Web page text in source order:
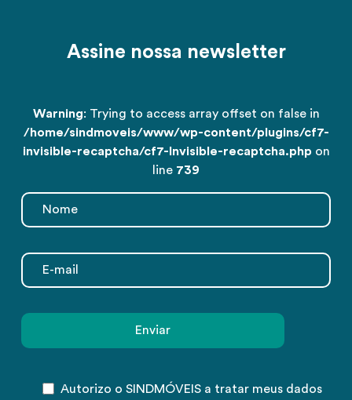
Assine nossa newsletter
Warning: Trying to access array offset on false in
/home/sindmoveis/www/wp-content/plugins/cf7-
invisible-recaptcha/cf7-Invisible-recaptcha.php on
line 739
Autorizo o SINDMÓVEIS a tratar meus dados